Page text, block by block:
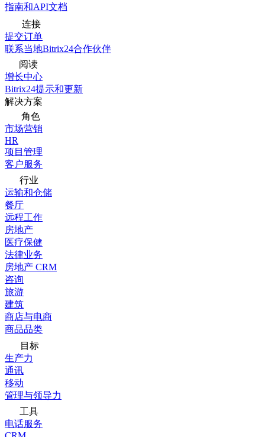
指南和API文档
连接
提交订单
联系当地Bitrix24合作伙伴
阅读
增长中心
Bitrix24提示和更新
解决方案
角色
市场营销
HR
项目管理
客户服务
行业
运输和仓储
餐厅
远程工作
房地产
医疗保健
法律业务
房地产 CRM
咨询
旅游
建筑
商店与电商
商品品类
目标
生产力
通讯
移动
管理与领导力
工具
电话服务